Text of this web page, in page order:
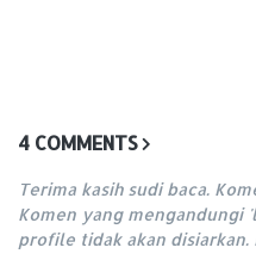
4 COMMENTS
Terima kasih sudi baca.
Komen yang mengandungi
profile tidak akan disiarkan.